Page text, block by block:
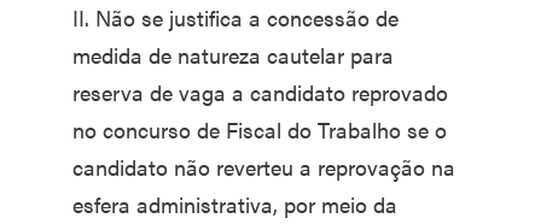
II. Não se justifica a concessão de
medida de natureza cautelar para
reserva de vaga a candidato reprovado
no concurso de Fiscal do Trabalho se o
candidato não reverteu a reprovação na
esfera administrativa, por meio da